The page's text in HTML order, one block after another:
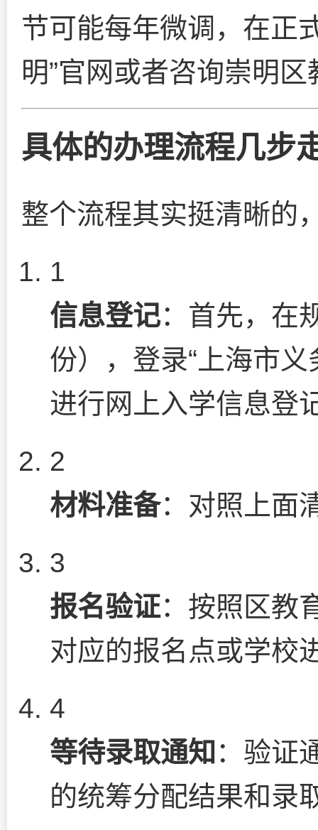
节可能每年微调，在正
明”官网或者咨询崇明
具体的办理流程几步
整个流程其实挺清晰的
1
信息登记：首先，在
份），登录“上海市
进行网上入学信息登
2
材料准备：对照上面
3
报名验证：按照区教
对应的报名点或学校
4
等待录取通知 ：验证
的统筹分配结果和录